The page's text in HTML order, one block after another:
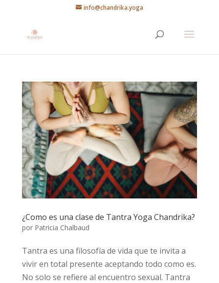
info@chandrika.yoga
¿Como es una clase de Tantra Yoga Chandrika?
por Patricia Chalbaud
Tantra es una filosofía de vida que te invita a
vivir en total presente aceptando todo como es.
No solo se refiere al encuentro sexual. Tantra